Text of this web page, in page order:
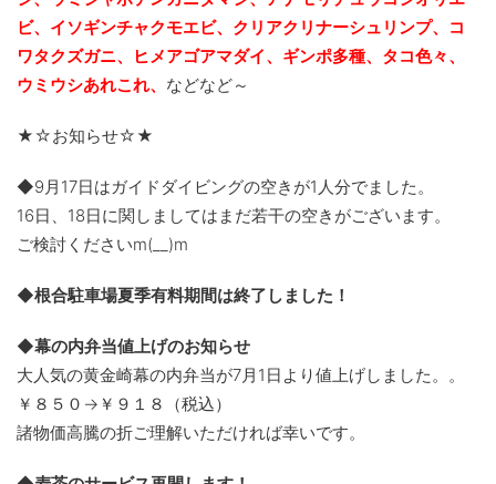
ビ、 イソギンチャクモエビ、クリアクリナーシュリンプ、コ
ワタクズガニ、ヒメアゴアマダイ、ギンポ多種、 タコ色々、
ウミウシあれこれ、 などなど～
★☆お知らせ☆★
◆9月17日はガイドダイビングの空きが1人分でました。
16日、18日に関しましてはまだ若干の空きがございます。
ご検討くださいm(__)m
◆根合駐車場夏季有料期間は終了しました！
◆幕の内弁当値上げのお知らせ
大人気の黄金崎幕の内弁当が7月1日より値上げしました。。
￥８５０→￥９１８（税込）
諸物価高騰の折ご理解いただければ幸いです。